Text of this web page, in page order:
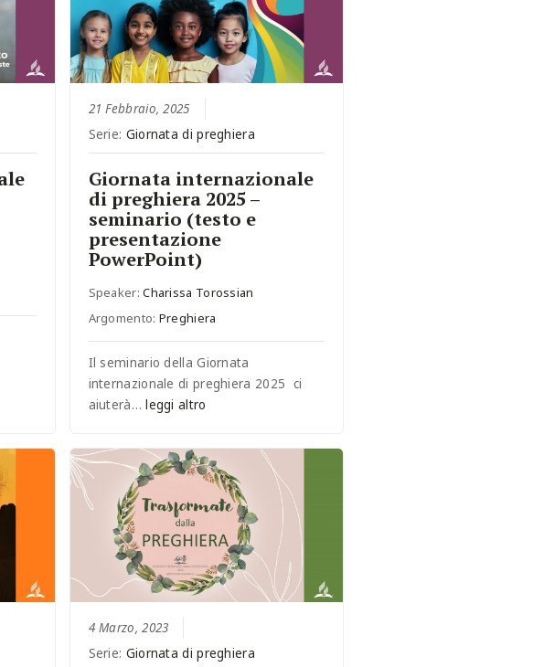
21 Febbraio, 2025
Serie: Giornata di preghiera
Giornata internazionale
di preghiera 2025 –
seminario (testo e
presentazione
PowerPoint)
Speaker:Charissa Torossian
Argomento: Preghiera
Il seminario della Giornata
internazionale di preghiera 2025 ci
aiuterà… leggi altro
4 Marzo, 2023
Serie: Giornata di preghiera